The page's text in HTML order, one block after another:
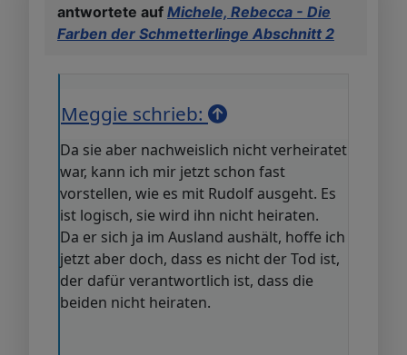
antwortete auf Michele, Rebecca - Die
Farben der Schmetterlinge Abschnitt 2
Meggie schrieb:
Da sie aber nachweislich nicht verheiratet
war, kann ich mir jetzt schon fast
vorstellen, wie es mit Rudolf ausgeht. Es
ist logisch, sie wird ihn nicht heiraten.
Da er sich ja im Ausland aushält, hoffe ich
jetzt aber doch, dass es nicht der Tod ist,
der dafür verantwortlich ist, dass die
beiden nicht heiraten.